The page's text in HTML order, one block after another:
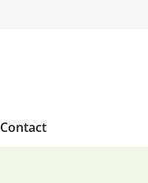
Contact